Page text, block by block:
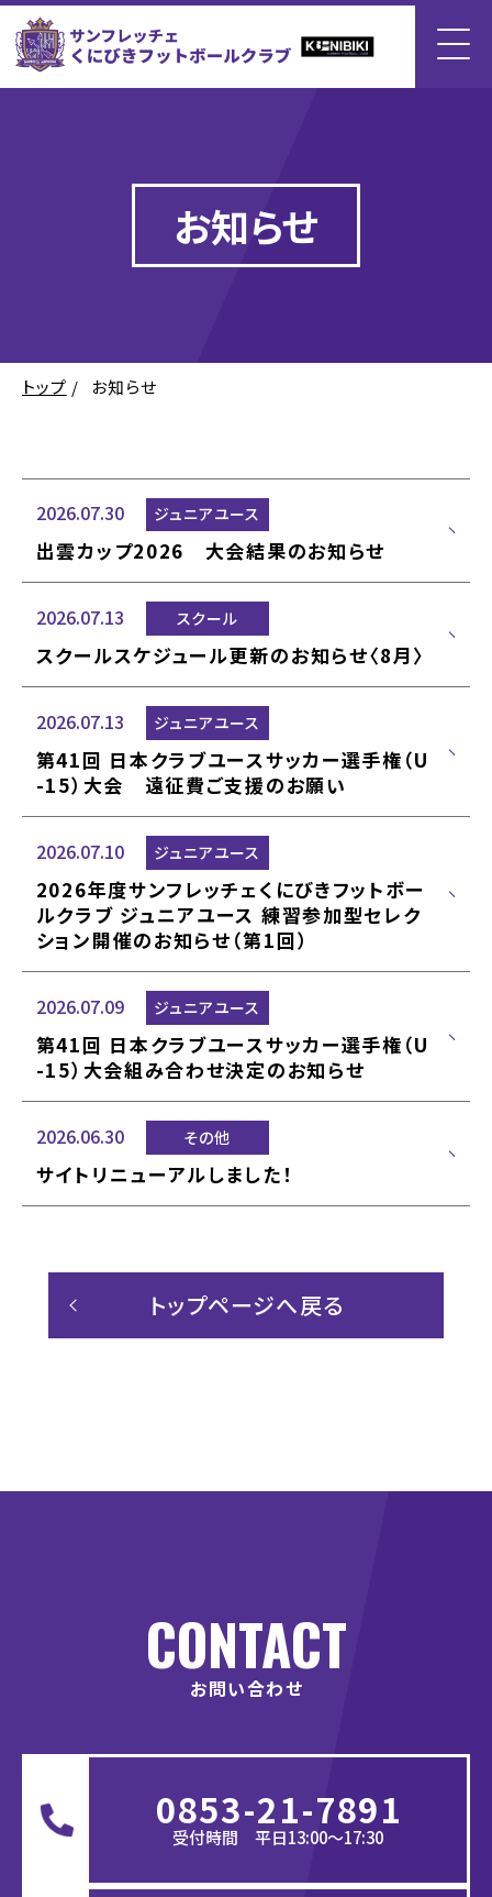
お知らせ
トップ / お知らせ
ジュニアユース
2026.07.30
出雲カップ2026 大会結果のお知らせ
スクール
2026.07.13
スクールスケジュール更新のお知らせ〈8月〉
ジュニアユース
2026.07.13
第41回 日本クラブユースサッカー選手権（U
-15）大会 遠征費ご支援のお願い
ジュニアユース
2026.07.10
2026年度サンフレッチェくにびきフットボー
ルクラブ ジュニアユース 練習参加型セレク
ション開催のお知らせ（第1回）
ジュニアユース
2026.07.09
第41回 日本クラブユースサッカー選手権（U
-15）大会組み合わせ決定のお知らせ
その他
2026.06.30
サイトリニューアルしました！
トップページへ戻る
CONTACT
お問い合わせ
0853-21-7891
受付時間 平日13:00〜17:30